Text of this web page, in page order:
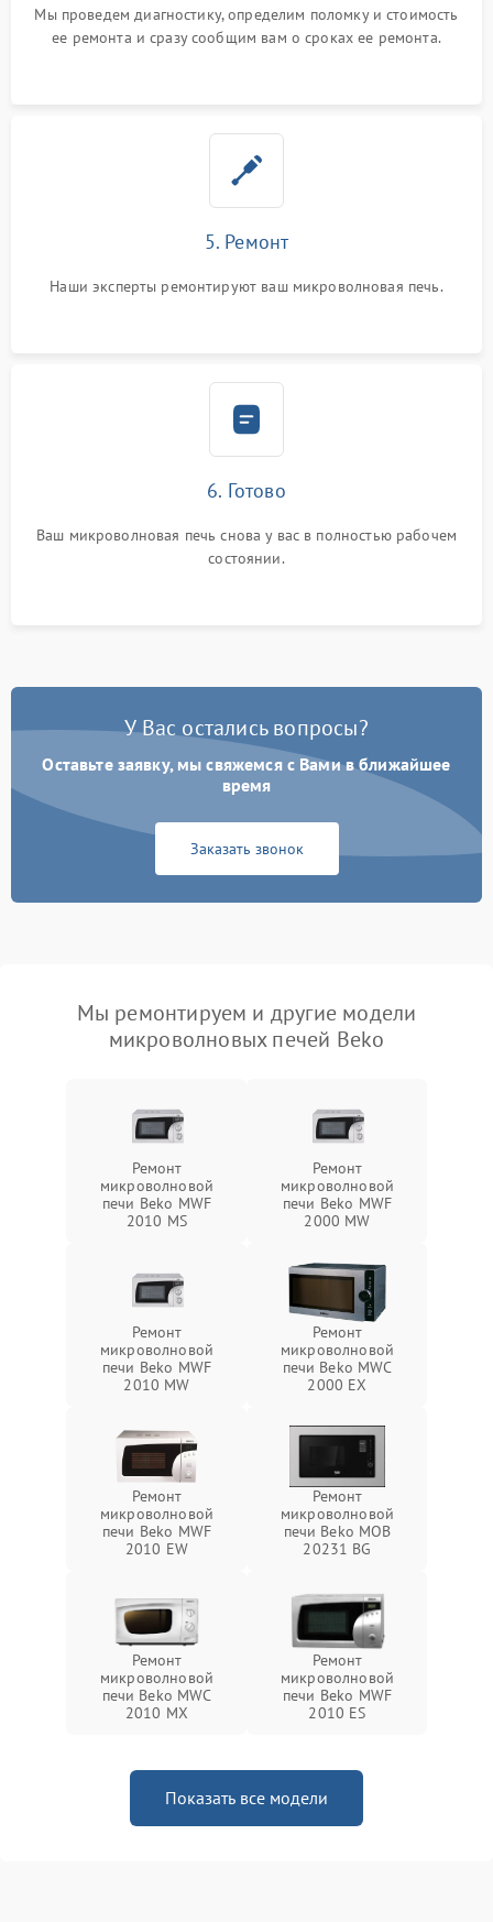
Мы проведем диагностику, определим поломку и стоимость
ее ремонта и сразу сообщим вам о сроках ее ремонта.
5. Ремонт
Наши эксперты ремонтируют ваш микроволновая печь.
6. Готово
Ваш микроволновая печь снова у вас в полностью рабочем
состоянии.
У Вас остались вопросы?
Оставьте заявку, мы свяжемся с Вами в ближайшее
время
Заказать звонок
Мы ремонтируем и другие модели
микроволновых печей Beko
Ремонт
микроволновой
печи Beko MWF
2010 MS
Ремонт
микроволновой
печи Beko MWF
2000 MW
Ремонт
микроволновой
печи Beko MWF
2010 MW
Ремонт
микроволновой
печи Beko MWC
2000 EX
Ремонт
микроволновой
печи Beko MWF
2010 EW
Ремонт
микроволновой
печи Beko MOB
20231 BG
Ремонт
микроволновой
печи Beko MWC
2010 MX
Ремонт
микроволновой
печи Beko MWF
2010 ES
Показать все модели